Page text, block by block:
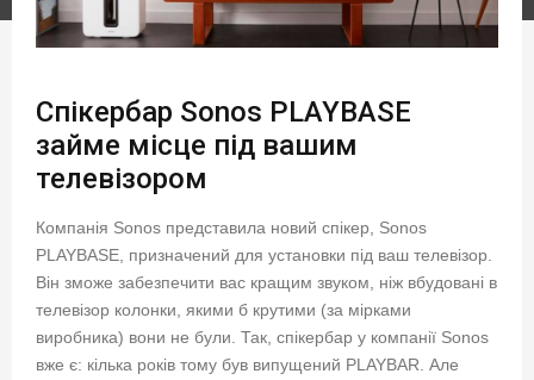
Спікербар Sonos PLAYBASE
займе місце під вашим
телевізором
Компанія Sonos представила новий спікер, Sonos
PLAYBASE, призначений для установки під ваш телевізор.
Він зможе забезпечити вас кращим звуком, ніж вбудовані в
телевізор колонки, якими б крутими (за мірками
виробника) вони не були. Так, спікербар у компанії Sonos
вже є: кілька років тому був випущений PLAYBAR. Але